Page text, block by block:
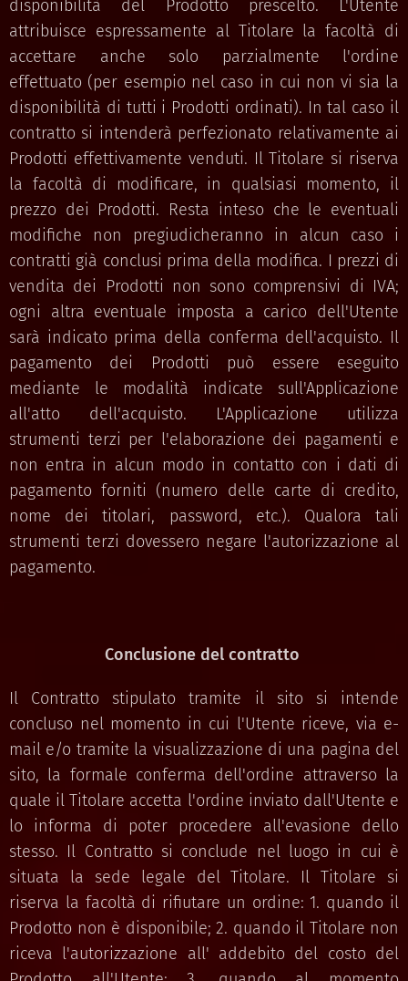
disponibilità del Prodotto prescelto. L'Utente
attribuisce espressamente al Titolare la facoltà di
accettare anche solo parzialmente l'ordine
effettuato (per esempio nel caso in cui non vi sia la
disponibilità di tutti i Prodotti ordinati). In tal caso il
contratto si intenderà perfezionato relativamente ai
Prodotti effettivamente venduti. Il Titolare si riserva
la facoltà di modificare, in qualsiasi momento, il
prezzo dei Prodotti. Resta inteso che le eventuali
modifiche non pregiudicheranno in alcun caso i
contratti già conclusi prima della modifica. I prezzi di
vendita dei Prodotti non sono comprensivi di IVA;
ogni altra eventuale imposta a carico dell'Utente
sarà indicato prima della conferma dell'acquisto. Il
pagamento dei Prodotti può essere eseguito
mediante le modalità indicate sull'Applicazione
all'atto dell'acquisto. L'Applicazione utilizza
strumenti terzi per l'elaborazione dei pagamenti e
non entra in alcun modo in contatto con i dati di
pagamento forniti (numero delle carte di credito,
nome dei titolari, password, etc.). Qualora tali
strumenti terzi dovessero negare l'autorizzazione al
pagamento.
Conclusione del contratto
Il Contratto stipulato tramite il sito si intende
concluso nel momento in cui l'Utente riceve, via e-
mail e/o tramite la visualizzazione di una pagina del
sito, la formale conferma dell'ordine attraverso la
quale il Titolare accetta l'ordine inviato dall'Utente e
lo informa di poter procedere all'evasione dello
stesso. Il Contratto si conclude nel luogo in cui è
situata la sede legale del Titolare. Il Titolare si
riserva la facoltà di rifiutare un ordine: 1. quando il
Prodotto non è disponibile; 2. quando il Titolare non
riceva l'autorizzazione all' addebito del costo del